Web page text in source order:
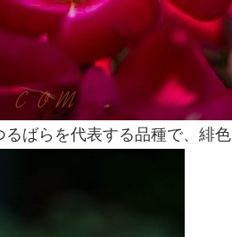
ばらを代表する品種で、緋